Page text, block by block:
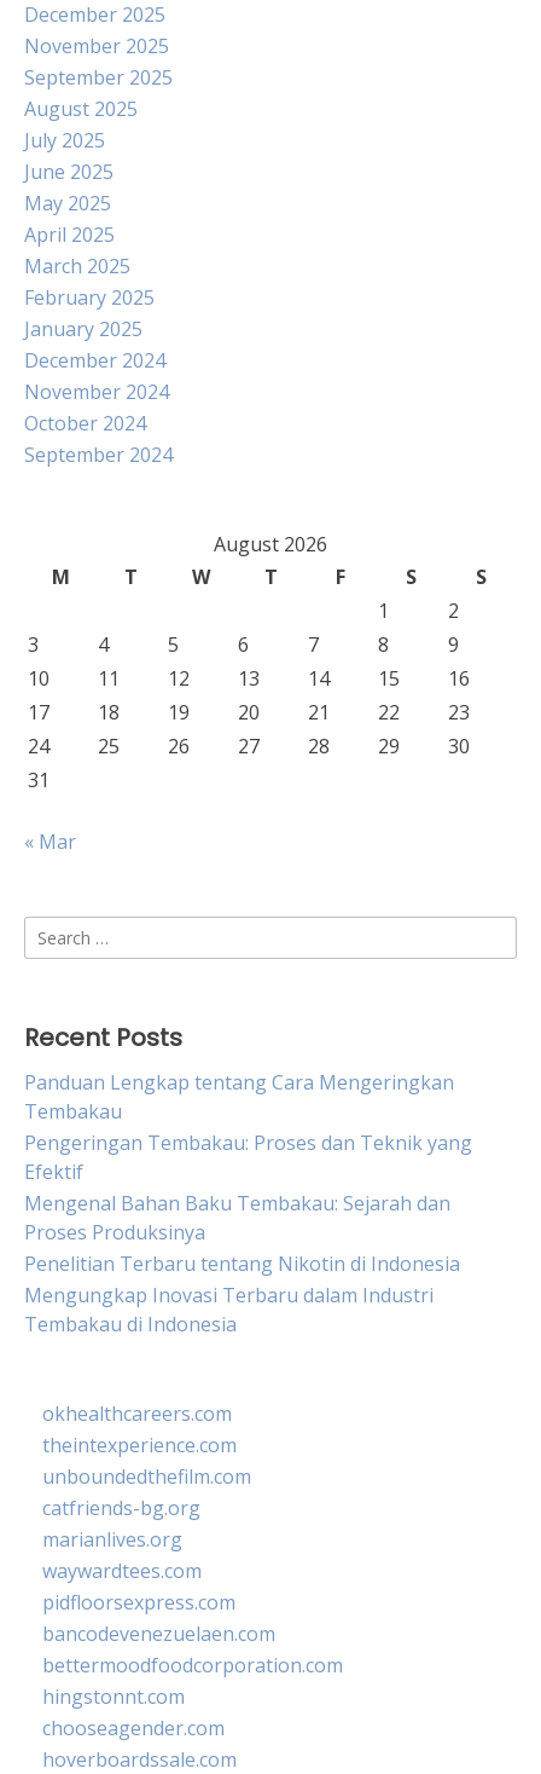
December 2025
November 2025
September 2025
August 2025
July 2025
June 2025
May 2025
April 2025
March 2025
February 2025
January 2025
December 2024
November 2024
October 2024
September 2024
August 2026
M
T W T F S
S
1
2
3
4 5 6 7 8
9
10
11 12 13 14 15
16
17
18 19 20 21 22
23
24
25 26 27 28 29
30
31
« Mar
Search
for:
Recent Posts
Panduan Lengkap tentang Cara Mengeringkan
Tembakau
Pengeringan Tembakau: Proses dan Teknik yang
Efektif
Mengenal Bahan Baku Tembakau: Sejarah dan
Proses Produksinya
Penelitian Terbaru tentang Nikotin di Indonesia
Mengungkap Inovasi Terbaru dalam Industri
Tembakau di Indonesia
okhealthcareers.com
theintexperience.com
unboundedthefilm.com
catfriends-bg.org
marianlives.org
waywardtees.com
pidfloorsexpress.com
bancodevenezuelaen.com
bettermoodfoodcorporation.com
hingstonnt.com
chooseagender.com
hoverboardssale.com